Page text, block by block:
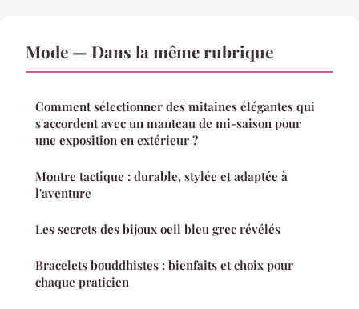
Mode — Dans la même rubrique
Comment sélectionner des mitaines élégantes qui
s'accordent avec un manteau de mi-saison pour
une exposition en extérieur ?
Montre tactique : durable, stylée et adaptée à
l'aventure
Les secrets des bijoux oeil bleu grec révélés
Bracelets bouddhistes : bienfaits et choix pour
chaque praticien